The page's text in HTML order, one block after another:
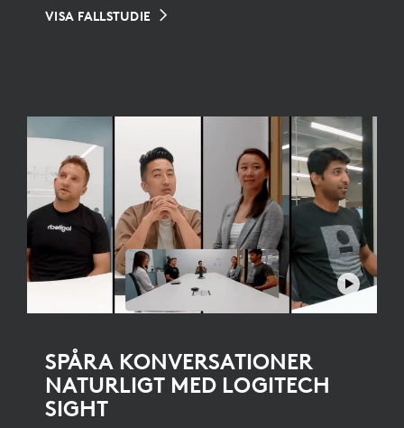
VISA FALLSTUDIE
SPÅRA KONVERSATIONER
NATURLIGT MED LOGITECH
SIGHT